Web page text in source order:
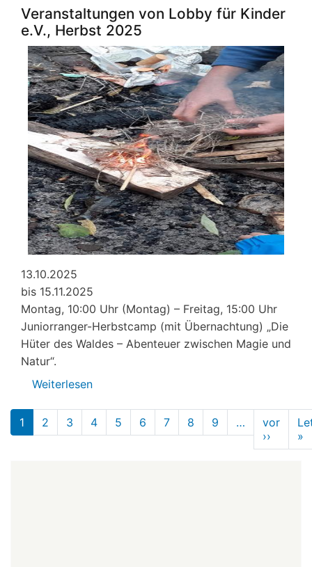
auf
der
Landeck
Veranstaltungen von Lobby für Kinder
e.V., Herbst 2025
13.10.2025
bis 15.11.2025
Montag, 10:00 Uhr (Montag) – Freitag, 15:00 Uhr
Juniorranger-Herbstcamp (mit Übernachtung) „Die
Hüter des Waldes – Abenteuer zwischen Magie und
Natur“.
Weiterlesen
von
Lobby
Seitennummerierung
1 2 3 4 5 6 7 8 9 …
vor
››
Seite
»